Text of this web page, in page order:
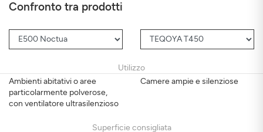
Confronto tra prodotti
Utilizzo
Camere ampie e silenziose
Ambienti abitativi o aree
particolarmente polverose,
con ventilatore ultrasilenzioso
Superficie consigliata